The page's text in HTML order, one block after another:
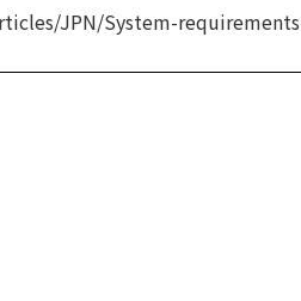
JPN/System-